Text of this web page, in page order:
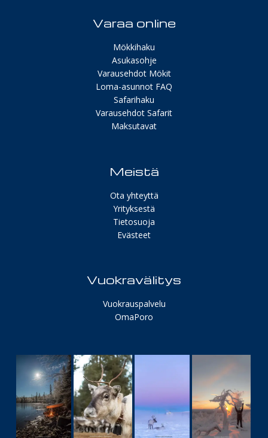
Varaa online
Mökkihaku
Asukasohje
Varausehdot Mökit
Loma-asunnot FAQ
Safarihaku
Varausehdot Safarit
Maksutavat
Meistä
Ota yhteyttä
Yrityksestä
Tietosuoja
Evästeet
Vuokravälitys
Vuokrauspalvelu
OmaPoro